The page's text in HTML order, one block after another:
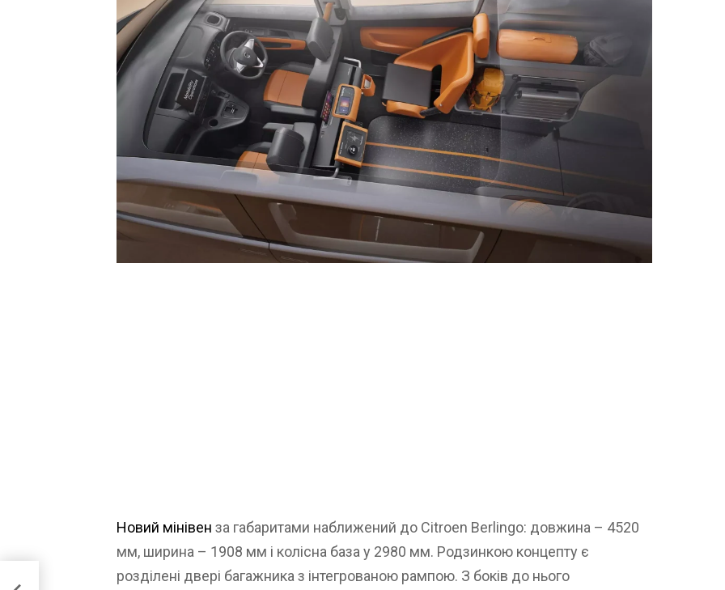
Новий мінівен за габаритами наближений до Citroen Berlingo: довжина – 4520
мм, ширина – 1908 мм і колісна база у 2980 мм. Родзинкою концепту є
розділені двері багажника з інтегрованою рампою. З боків до нього